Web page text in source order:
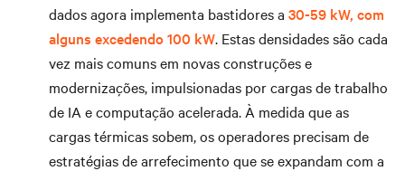
dados agora implementa bastidores a 30-59 kW, com
alguns excedendo 100 kW. Estas densidades são cada
vez mais comuns em novas construções e
modernizações, impulsionadas por cargas de trabalho
de IA e computação acelerada. À medida que as
cargas térmicas sobem, os operadores precisam de
estratégias de arrefecimento que se expandam com a